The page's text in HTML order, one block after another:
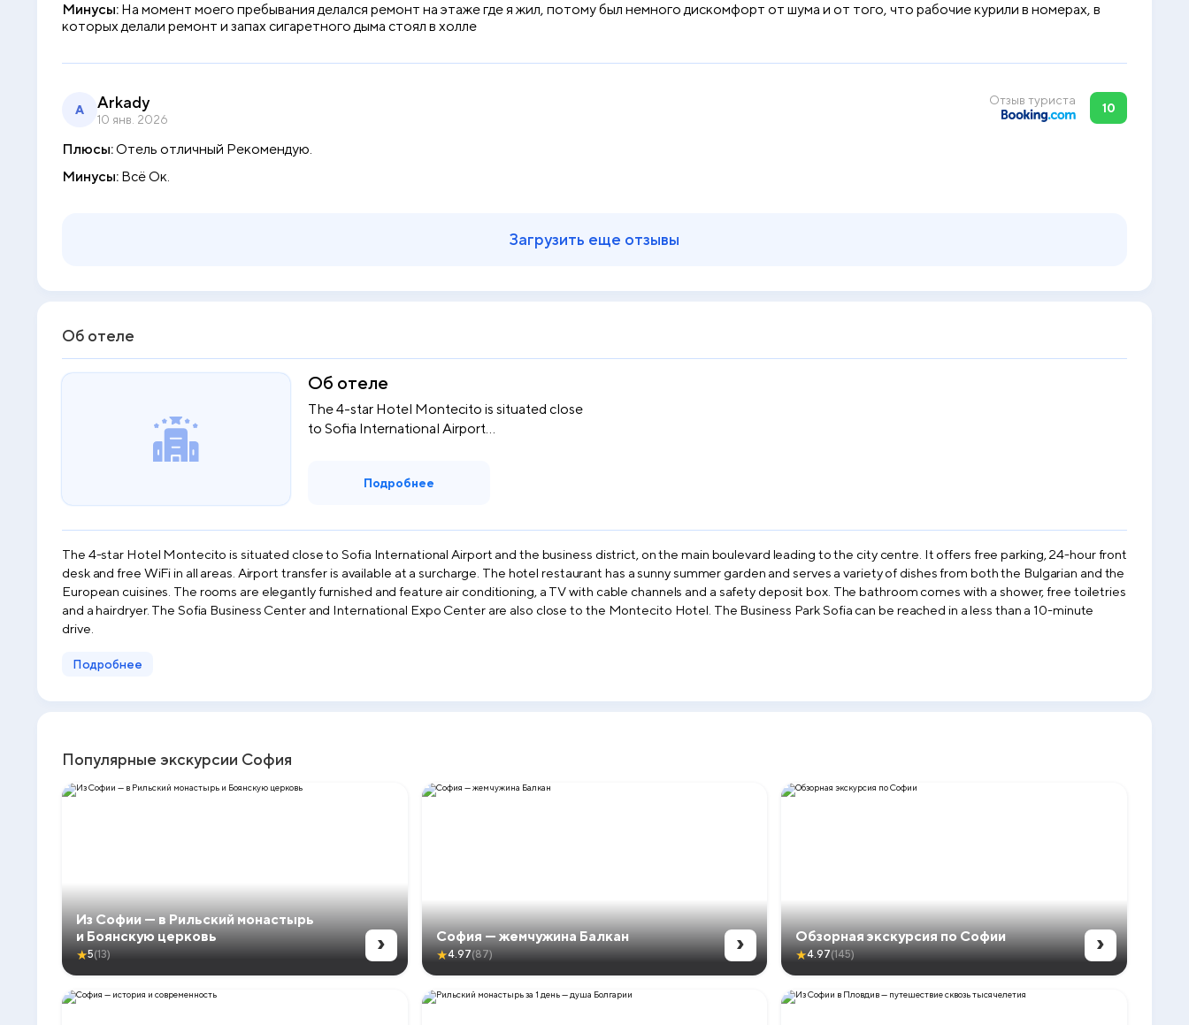
Минусы: На момент моего пребывания делался ремонт на этаже где я жил, потому был немного дискомфорт от шума и от того, что рабочие курили в номерах, в
которых делали ремонт и запах сигаретного дыма стоял в холле
A Arkady
10 янв. 2026
Отзыв туриста
10
Плюсы:Отель отличный Рекомендую.
Минусы: Всё Ок.
Загрузить еще отзывы
Об отеле
Об отеле
The 4-star Hotel Montecito is situated close
to Sofia International Airport...
Подробнее
The 4-star Hotel Montecito is situated close to Sofia International Airport and the business district, on the main boulevard leading to the city centre. It offers free parking, 24-hour front
desk and free WiFi in all areas. Airport transfer is available at a surcharge. The hotel restaurant has a sunny summer garden and serves a variety of dishes from both the Bulgarian and the
European cuisines. The rooms are elegantly furnished and feature air conditioning, a TV with cable channels and a safety deposit box. The bathroom comes with a shower, free toiletries
and a hairdryer. The Sofia Business Center and International Expo Center are also close to the Montecito Hotel. The Business Park Sofia can be reached in a less than a 10-minute
drive.
Подробнее
Популярные экскурсии София
Из Софии — в Рильский монастырь
и Боянскую церковь
★5(13) › София — жемчужина Балкан
★4.97(87) › Обзорная экскурсия по Софии
★4.97(145) ›